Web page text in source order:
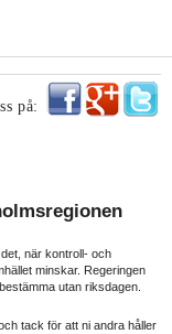
på:
när kontroll- och
minskar. Regeringen
utan riksdagen.
tack för att ni andra håller